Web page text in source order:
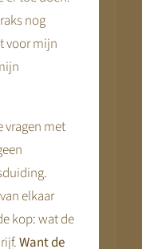
.
mijn rol
steeds
wilden
Wat
Wat doet
nog
voor mijn
vragen met
elkaar
kop: wat de
Want de